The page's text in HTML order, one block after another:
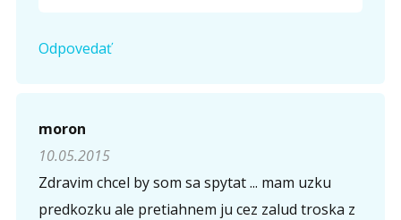
Odpovedať
moron
10.05.2015
Zdravim chcel by som sa spytat ... mam uzku
predkozku ale pretiahnem ju cez zalud troska z